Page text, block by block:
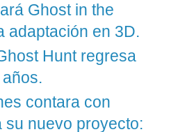
Ghost in the
adaptación en 3D.
Hunt regresa
contara con
su nuevo proyecto: